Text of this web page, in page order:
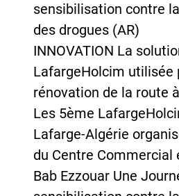
sensibilisation contre
des drogues (AR)
INNOVATION La
LafargeHolcim utilisée
rénovation de la route
Les 5ème
Lafarge-Algérie
du Centre Commercial
Bab Ezzouar Une